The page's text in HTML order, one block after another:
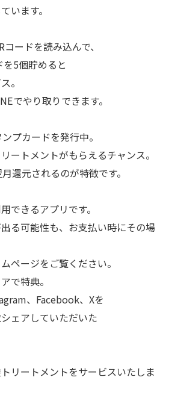
います。
ードを読み込んで、
5個貯めると
。
でやり取りできます。
プカードを発行中。
ートメントがもらえるチャンス。
還元されるのが特徴です。
できるアプリです。
る可能性も、お支払い時にその場
ページをご覧ください。
で特典。
、Facebook、Xを
ェアしていただいた
リートメントをサービスいたしま